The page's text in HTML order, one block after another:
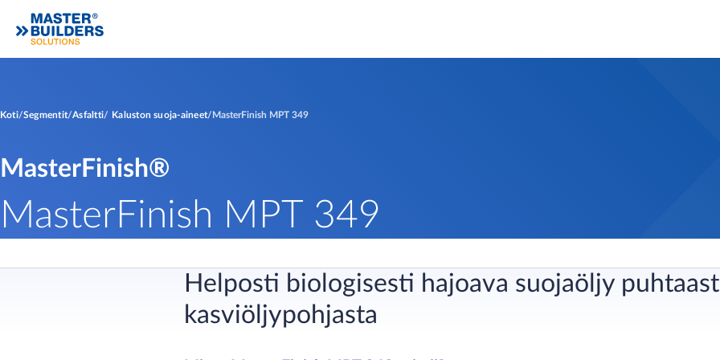
Koti Segmentit Asfaltti Kaluston suoja-aineet MasterFinish MPT 349
MasterFinish®
MasterFinish MPT 349
Helposti biologisesti hajoava suojaöljy
kasviöljypohjasta